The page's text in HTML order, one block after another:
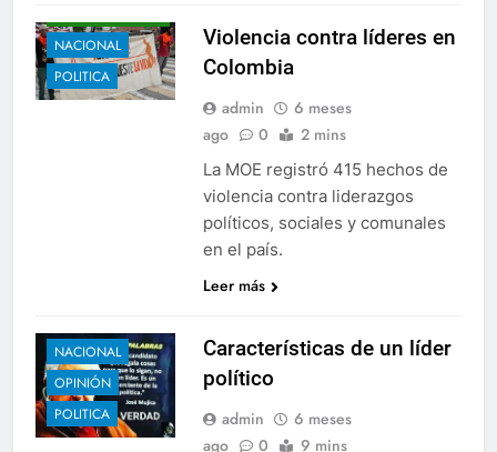
NACIONAL
POLITICA
Violencia contra líderes en
Colombia
admin
6 meses
ago
0 2 mins
La MOE registró 415 hechos de
violencia contra liderazgos
políticos, sociales y comunales
en el país.
Leer más
NACIONAL
OPINIÓN
POLITICA
Características de un líder
político
admin
6 meses
ago
0 9 mins